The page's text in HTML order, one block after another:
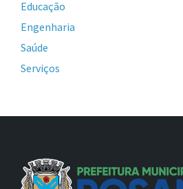
Educação
Engenharia
Saúde
Serviços